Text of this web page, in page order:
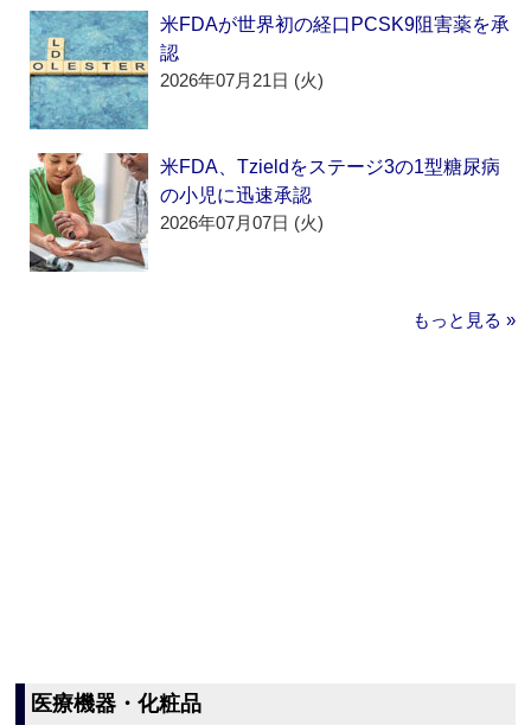
米FDAが世界初の経口PCSK9阻害薬を承
認
2026年07月21日 (火)
米FDA、Tzieldをステージ3の1型糖尿病
の小児に迅速承認
2026年07月07日 (火)
もっと見る »
医療機器・化粧品